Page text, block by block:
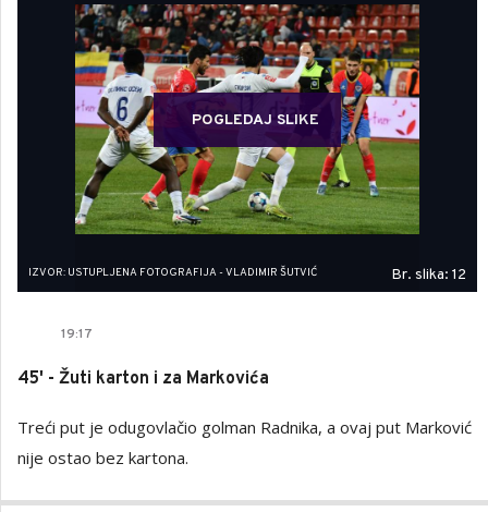
POGLEDAJ SLIKE
IZVOR: USTUPLJENA FOTOGRAFIJA - VLADIMIR ŠUTVIĆ Br. slika: 12
19:17
45' - Žuti karton i za Markovića
Treći put je odugovlačio golman Radnika, a ovaj put Marković
nije ostao bez kartona.